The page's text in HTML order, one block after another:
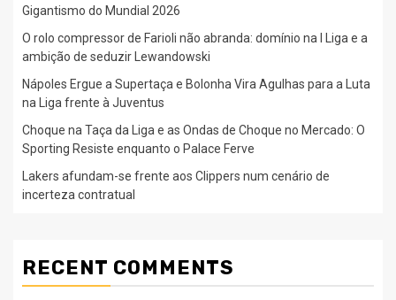
Gigantismo do Mundial 2026
O rolo compressor de Farioli não abranda: domínio na I Liga e a
ambição de seduzir Lewandowski
Nápoles Ergue a Supertaça e Bolonha Vira Agulhas para a Luta
na Liga frente à Juventus
Choque na Taça da Liga e as Ondas de Choque no Mercado: O
Sporting Resiste enquanto o Palace Ferve
Lakers afundam-se frente aos Clippers num cenário de
incerteza contratual
RECENT COMMENTS